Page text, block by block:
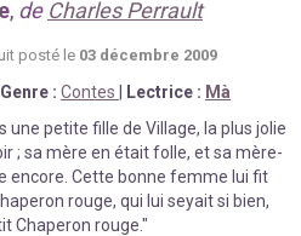
, de Charles Perrault
posté le 03 décembre 2009
Genre : Contes Lectrice : Mà
une petite fille de Village, la plus jolie
; sa mère en était folle, et sa mère-
encore. Cette bonne femme lui fit
rouge, qui lui seyait si bien,
Chaperon rouge."